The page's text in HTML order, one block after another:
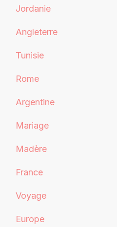
Jordanie
Angleterre
Tunisie
Rome
Argentine
Mariage
Madère
France
Voyage
Europe